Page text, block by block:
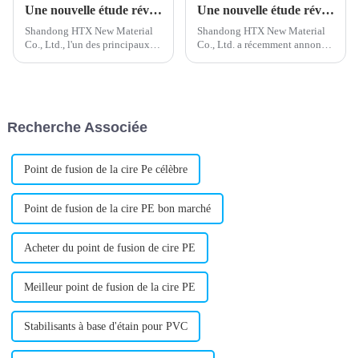
Une nouvelle étude révèle les risques potentiels du polyéthylène chloré pour la santé
Shandong HTX New Material
Co., Ltd., l'un des principaux
produits en expansion.
Une nouvelle étude révèle les risques potentiels du polyéthylène chloré
Shandong HTX New Material
Co., Ltd. a récemment annoncé
Recherche Associée
Point de fusion de la cire Pe célèbre
Point de fusion de la cire PE bon marché
Acheter du point de fusion de cire PE
Meilleur point de fusion de la cire PE
Stabilisants à base d'étain pour PVC